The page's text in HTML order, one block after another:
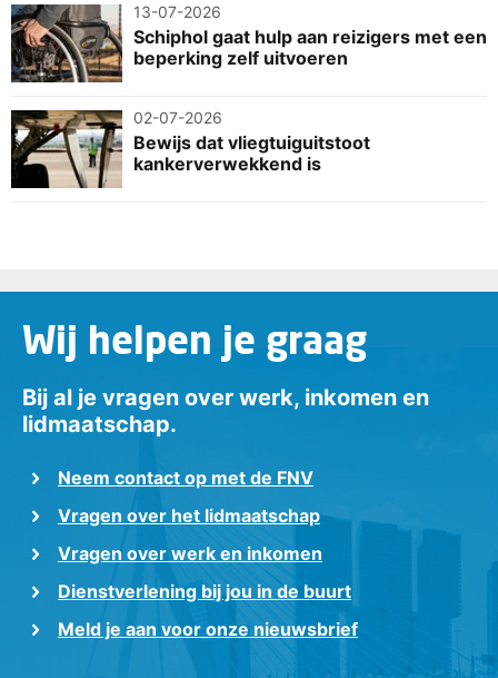
13-07-2026
Schiphol gaat hulp aan reizigers met een
beperking zelf uitvoeren
02-07-2026
Bewijs dat vliegtuiguitstoot
kankerverwekkend is
Wij helpen je graag
Bij al je vragen over werk, inkomen en
lidmaatschap.
Neem contact op met de FNV
Vragen over het lidmaatschap
Vragen over werk en inkomen
Dienstverlening bij jou in de buurt
Meld je aan voor onze nieuwsbrief